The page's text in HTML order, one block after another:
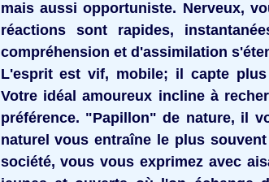
mais aussi opportuniste. Nerveux,
réactions sont rapides,
compréhension et d'assimilation
L'esprit est vif, mobile; il capte
Votre idéal amoureux incline à
préférence. "Papillon" de nature, il
naturel vous entraîne le plus
société, vous vous exprimez avec